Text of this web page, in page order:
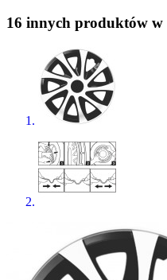
16 innych produktów w